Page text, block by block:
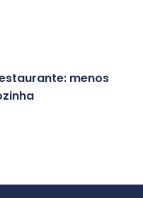
menos